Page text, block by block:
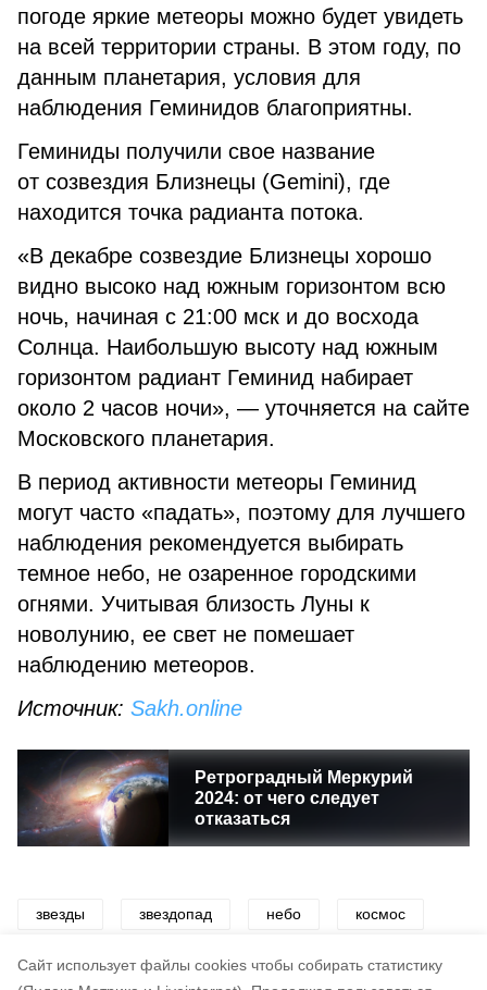
Cайт использует файлы cookies чтобы собирать статистику
погоде яркие метеоры можно будет увидеть
на всей территории страны. В этом году, по
данным планетария, условия для
наблюдения Геминидов благоприятны.
Геминиды получили свое название
от созвездия Близнецы (Gemini), где
находится точка радианта потока.
«В декабре созвездие Близнецы хорошо
видно высоко над южным горизонтом всю
ночь, начиная с 21:00 мск и до восхода
Солнца. Наибольшую высоту над южным
горизонтом радиант Геминид набирает
около 2 часов ночи», — уточняется на сайте
Московского планетария.
В период активности метеоры Геминид
могут часто «падать», поэтому для лучшего
наблюдения рекомендуется выбирать
темное небо, не озаренное городскими
огнями. Учитывая близость Луны к
новолунию, ее свет не помешает
наблюдению метеоров.
Источник: Sakh.online
Ретроградный Меркурий
2024: от чего следует
отказаться
звезды звездопад небо космос
астрология астрономия